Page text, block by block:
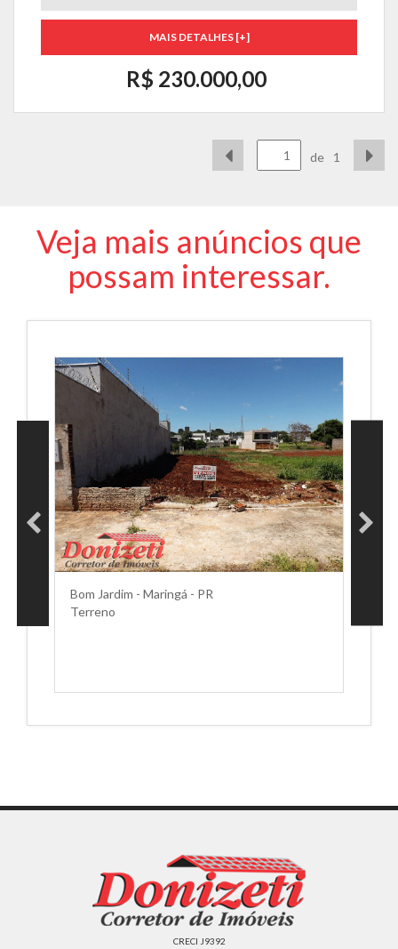
MAIS DETALHES [+]
R$ 230.000,00
de 1
Veja mais anúncios que
possam interessar.
Bom Jardim - Maringá - PR
Terreno
CRECI J9392